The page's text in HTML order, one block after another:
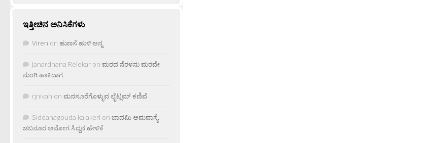
ಇತ್ತೀಚಿನ ಅನಿಸಿಕೆಗಳು
Viren on ಹುಣಸೆ ಹುಳಿ ಅನ್ನ
Janardhana Relekar on ಮರದ ನೆರಳನು ಮರವೇ
ನುಂಗಿ ಹಾಕಿದಾಗ…
rjnivah on ಮನಸೂರೆಗೊಳ್ಳುವ ಲೈಟ್ಲಮ್ ಕಣಿವೆ
Siddanagouda kalakeri on ಬಾದಮಿ ಅಮವಾಸ್ಯೆ:
ಚಬನೂರ ಅಮೋಗ ಸಿದ್ದನ ಹೇಳಿಕೆ